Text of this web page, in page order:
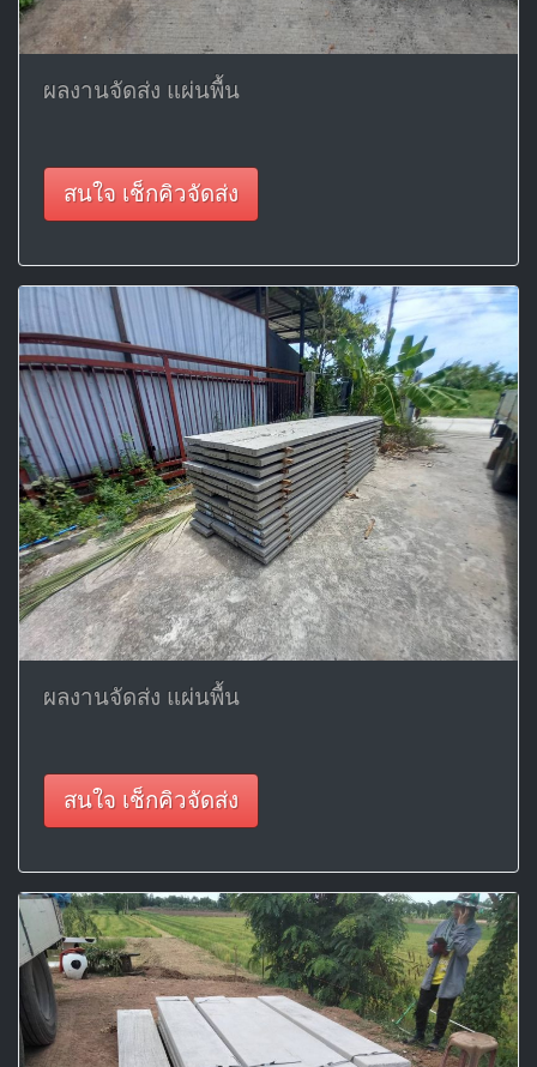
ผลงานจัดส่ง แผ่นพื้น
สนใจ เช็กคิวจัดส่ง
ผลงานจัดส่ง แผ่นพื้น
สนใจ เช็กคิวจัดส่ง